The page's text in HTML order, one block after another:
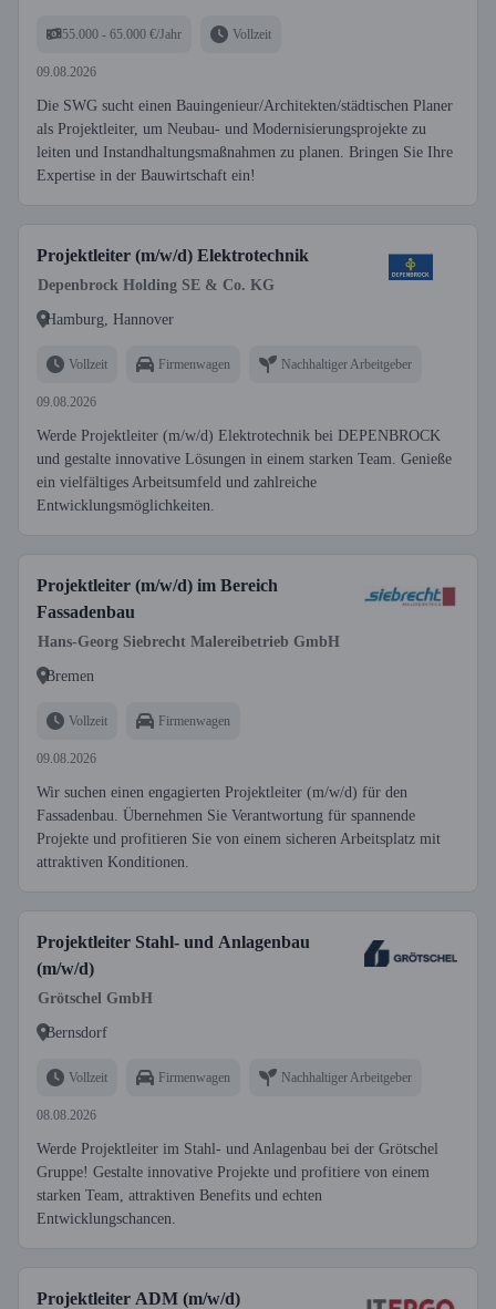
55.000 - 65.000 €/Jahr Vollzeit
09.08.2026
Die SWG sucht einen Bauingenieur/Architekten/städtischen Planer
als Projektleiter, um Neubau- und Modernisierungsprojekte zu
leiten und Instandhaltungsmaßnahmen zu planen. Bringen Sie Ihre
Expertise in der Bauwirtschaft ein!
Projektleiter (m/w/d) Elektrotechnik
Depenbrock Holding SE & Co. KG
Hamburg, Hannover
Vollzeit Firmenwagen Nachhaltiger Arbeitgeber
09.08.2026
Werde Projektleiter (m/w/d) Elektrotechnik bei DEPENBROCK
und gestalte innovative Lösungen in einem starken Team. Genieße
ein vielfältiges Arbeitsumfeld und zahlreiche
Entwicklungsmöglichkeiten.
Projektleiter (m/w/d) im Bereich
Fassadenbau
Hans-Georg Siebrecht Malereibetrieb GmbH
Bremen
Vollzeit Firmenwagen
09.08.2026
Wir suchen einen engagierten Projektleiter (m/w/d) für den
Fassadenbau. Übernehmen Sie Verantwortung für spannende
Projekte und profitieren Sie von einem sicheren Arbeitsplatz mit
attraktiven Konditionen.
Projektleiter Stahl- und Anlagenbau
(m/w/d)
Grötschel GmbH
Bernsdorf
Vollzeit Firmenwagen Nachhaltiger Arbeitgeber
08.08.2026
Werde Projektleiter im Stahl- und Anlagenbau bei der Grötschel
Gruppe! Gestalte innovative Projekte und profitiere von einem
starken Team, attraktiven Benefits und echten
Entwicklungschancen.
Projektleiter ADM (m/w/d)